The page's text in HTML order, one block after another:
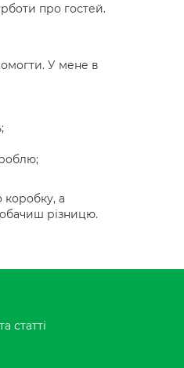
про гостей.
У мене в
коробку, а
різницю.
статті